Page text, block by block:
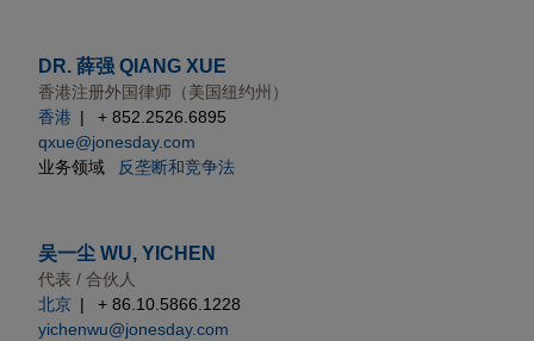
DR. 薛强 QIANG XUE
香港注册外国律师（美国纽约州）
香港
+ 852.2526.6895
qxue@jonesday.com
业务领域
反垄断和竞争法
吴一尘 WU, YICHEN
代表 / 合伙人
北京
+ 86.10.5866.1228
yichenwu@jonesday.com